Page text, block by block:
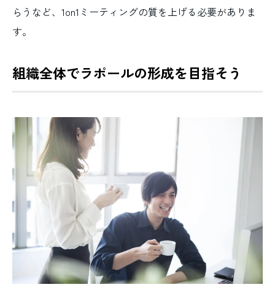
らうなど、1on1ミーティングの質を上げる必要がありま
す。
組織全体でラポールの形成を目指そう